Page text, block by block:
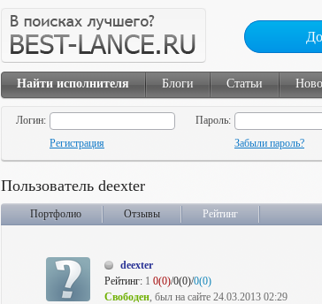
Найти исполнителя Блоги Статьи
Логин:
Пароль:
Регистрация
Забыли пароль?
Пользователь deexter
Портфолио Отзывы Рейтинг
deexter
Рейтинг: 1 0(0)/0(0)/0(0)
Свободен, был на сайте 24.03.2013 02:29